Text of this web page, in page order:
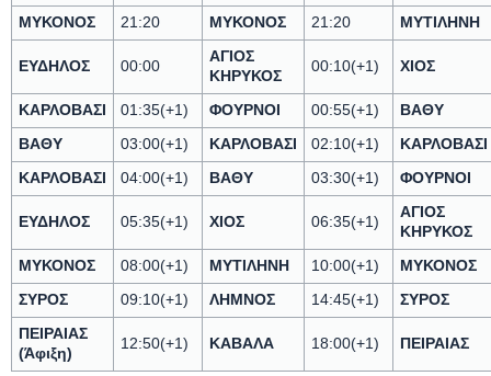
ΜΥΚΟΝΟΣ 21:20 ΜΥΚΟΝΟΣ 21:20 ΜΥΤΙΛΗΝΗ
ΕΥΔΗΛΟΣ 00:00
ΑΓΙΟΣ
ΚΗΡΥΚΟΣ
00:10(+1) ΧΙΟΣ
ΚΑΡΛΟΒΑΣΙ 01:35(+1) ΦΟΥΡΝΟΙ 00:55(+1) ΒΑΘΥ
ΒΑΘΥ 03:00(+1) ΚΑΡΛΟΒΑΣΙ 02:10(+1) ΚΑΡΛΟΒΑΣΙ
ΚΑΡΛΟΒΑΣΙ 04:00(+1) ΒΑΘΥ 03:30(+1) ΦΟΥΡΝΟΙ
ΕΥΔΗΛΟΣ 05:35(+1) ΧΙΟΣ 06:35(+1)
ΑΓΙΟΣ
ΚΗΡΥΚΟΣ
ΜΥΚΟΝΟΣ 08:00(+1) ΜΥΤΙΛΗΝΗ 10:00(+1) ΜΥΚΟΝΟΣ
ΣΥΡΟΣ 09:10(+1) ΛΗΜΝΟΣ 14:45(+1) ΣΥΡΟΣ
ΠΕΙΡΑΙΑΣ
(Άφιξη)
12:50(+1) ΚΑΒΑΛΑ 18:00(+1) ΠΕΙΡΑΙΑΣ